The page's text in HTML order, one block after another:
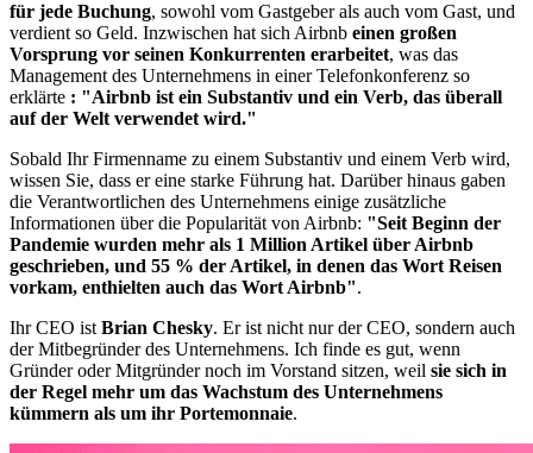
für jede Buchung, sowohl vom Gastgeber als auch vom Gast, und
verdient so Geld. Inzwischen hat sich Airbnb einen großen
Vorsprung vor seinen Konkurrenten erarbeitet, was das
Management des Unternehmens in einer Telefonkonferenz so
erklärte : "Airbnb ist ein Substantiv und ein Verb, das überall
auf der Welt verwendet wird."
Sobald Ihr Firmenname zu einem Substantiv und einem Verb wird,
wissen Sie, dass er eine starke Führung hat. Darüber hinaus gaben
die Verantwortlichen des Unternehmens einige zusätzliche
Informationen über die Popularität von Airbnb: "Seit Beginn der
Pandemie wurden mehr als 1 Million Artikel über Airbnb
geschrieben, und 55 % der Artikel, in denen das Wort Reisen
vorkam, enthielten auch das Wort Airbnb".
Ihr CEO ist Brian Chesky. Er ist nicht nur der CEO, sondern auch
der Mitbegründer des Unternehmens. Ich finde es gut, wenn
Gründer oder Mitgründer noch im Vorstand sitzen, weil sie sich in
der Regel mehr um das Wachstum des Unternehmens
kümmern als um ihr Portemonnaie.